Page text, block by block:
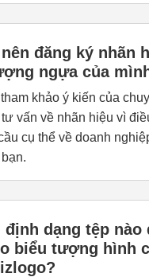
đăng ký nhãn
ngựa của
khảo ý kiến của
vấn về nhãn hiệu vì
cụ thể về doanh
định dạng tệp nào
biểu tượng hình